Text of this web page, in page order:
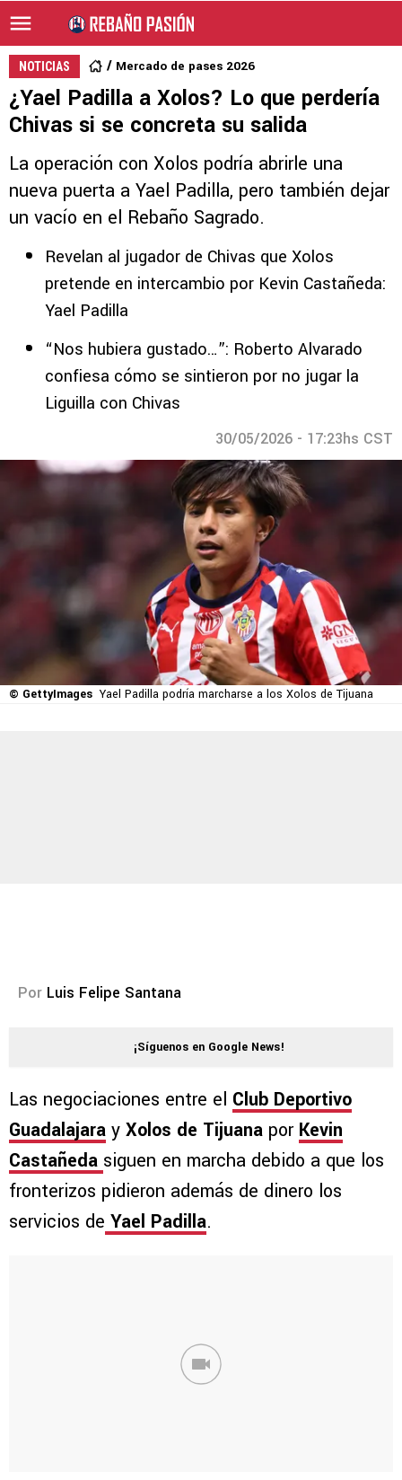
NOTICIAS Mercado de pases 2026
¿Yael Padilla a Xolos? Lo que perdería
Chivas si se concreta su salida
La operación con Xolos podría abrirle una
nueva puerta a Yael Padilla, pero también dejar
un vacío en el Rebaño Sagrado.
Revelan al jugador de Chivas que Xolos
pretende en intercambio por Kevin Castañeda:
Yael Padilla
“Nos hubiera gustado…”: Roberto Alvarado
confiesa cómo se sintieron por no jugar la
Liguilla con Chivas
30/05/2026 - 17:23hs CST
© GettyImages Yael Padilla podría marcharse a los Xolos de Tijuana
Por Luis Felipe Santana
¡Síguenos en Google News!
Las negociaciones entre el Club Deportivo
Guadalajara y Xolos de Tijuana por Kevin
Castañeda siguen en marcha debido a que los
fronterizos pidieron además de dinero los
servicios de Yael Padilla.